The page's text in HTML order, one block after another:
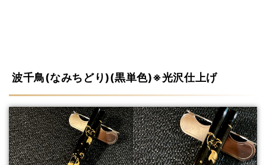
波千鳥(なみちどり)(黒単色)※光沢仕上げ